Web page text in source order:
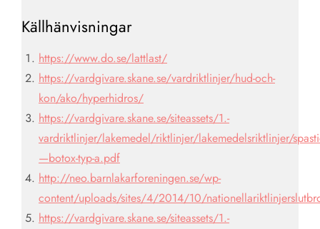
Källhänvisningar
https://www.do.se/lattlast/
https://vardgivare.skane.se/vardriktlinjer/hud-och-
kon/ako/hyperhidros/
https://vardgivare.skane.se/siteassets/1.-
vardriktlinjer/lakemedel/riktlinjer/lakemedelsriktlinjer/
—botox-typ-a.pdf
http://neo.barnlakarforeningen.se/wp-
content/uploads/sites/4/2014/10/
https://vardgivare.skane.se/siteassets/1.-